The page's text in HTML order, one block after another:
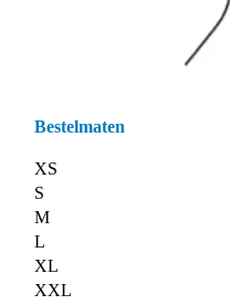
Bestelmaten
XS
S
M
L
XL
XXL